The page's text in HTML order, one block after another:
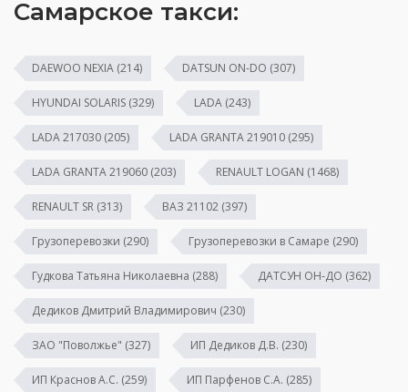
Самарское такси:
DAEWOO NEXIA (214) DATSUN ON-DO (307)
HYUNDAI SOLARIS (329) LADA (243)
LADA 217030 (205) LADA GRANTA 219010 (295)
LADA GRANTA 219060 (203) RENAULT LOGAN (1468)
RENAULT SR (313) ВАЗ 21102 (397)
Грузоперевозки (290) Грузоперевозки в Самаре (290)
Гудкова Татьяна Николаевна (288) ДАТСУН ОН-ДО (362)
Дедиков Дмитрий Владимирович (230)
ЗАО "Поволжье" (327) ИП Дедиков Д.В. (230)
ИП Краснов А.С. (259) ИП Парфенов С.А. (285)